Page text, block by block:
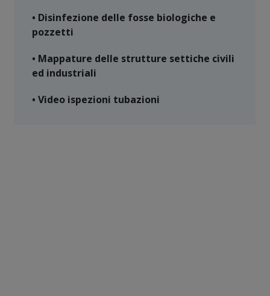
• Disinfezione delle fosse biologiche e
pozzetti
• Mappature delle strutture settiche civili
ed industriali
• Video ispezioni tubazioni